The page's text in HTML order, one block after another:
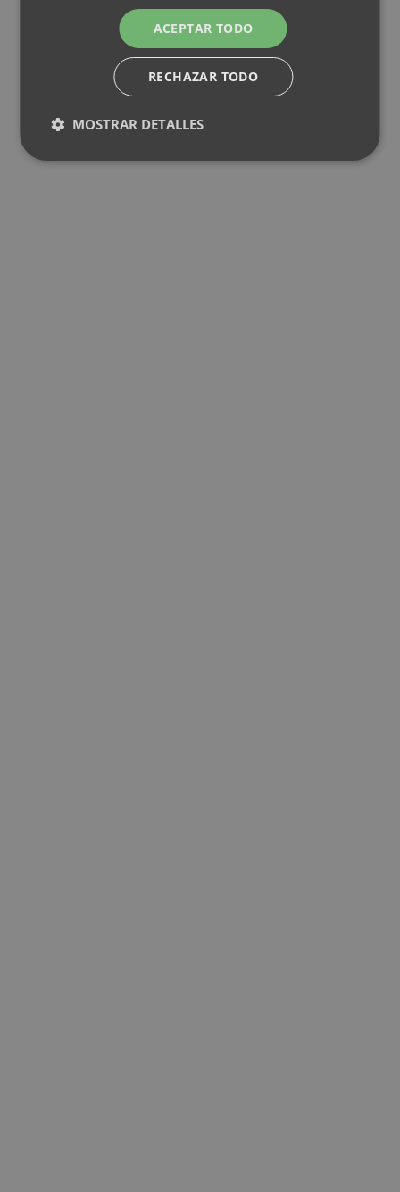
ACEPTAR TODO
RECHAZAR TODO
MOSTRAR DETALLES